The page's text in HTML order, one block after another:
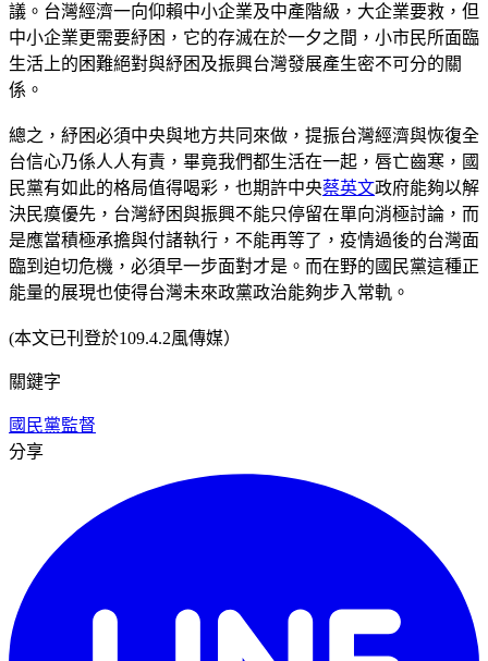
議。台灣經濟一向仰賴中小企業及中產階級，大企業要救，但
中小企業更需要紓困，它的存滅在於一夕之間，小市民所面臨
生活上的困難絕對與紓困及振興台灣發展產生密不可分的關
係。
總之，紓困必須中央與地方共同來做，提振台灣經濟與恢復全
台信心乃係人人有責，畢竟我們都生活在一起，唇亡齒寒，國
民黨有如此的格局值得喝彩，也期許中央蔡英文政府能夠以解
決民瘼優先，台灣紓困與振興不能只停留在單向消極討論，而
是應當積極承擔與付諸執行，不能再等了，疫情過後的台灣面
臨到迫切危機，必須早一步面對才是。而在野的國民黨這種正
能量的展現也使得台灣未來政黨政治能夠步入常軌。
(本文已刊登於109.4.2風傳媒）
關鍵字
國民黨監督
分享